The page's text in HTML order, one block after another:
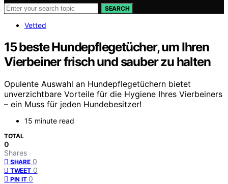
SEARCH
Vetted
15 beste Hundepflegetücher, um Ihren
Vierbeiner frisch und sauber zu halten
Opulente Auswahl an Hundepflegetüchern bietet
unverzichtbare Vorteile für die Hygiene Ihres Vierbeiners
– ein Muss für jeden Hundebesitzer!
15 minute read
TOTAL
0
Shares
SHARE 0
TWEET 0
PIN IT 0